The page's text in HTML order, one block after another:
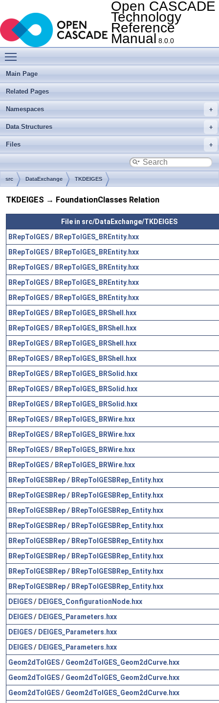
Open CASCADE
Technology
Reference
Manual 8.0.0
Main Page
Related Pages
Namespaces
Data Structures
Files
src DataExchange TKDEIGES
TKDEIGES → FoundationClasses Relation
File in src/DataExchange/TKDEIGES
BRepToIGES/ BRepToIGES_BREntity.hxx
BRepToIGES/ BRepToIGES_BREntity.hxx
BRepToIGES/ BRepToIGES_BREntity.hxx
BRepToIGES/ BRepToIGES_BREntity.hxx
BRepToIGES/ BRepToIGES_BREntity.hxx
BRepToIGES/ BRepToIGES_BRShell.hxx
BRepToIGES/ BRepToIGES_BRShell.hxx
BRepToIGES/ BRepToIGES_BRShell.hxx
BRepToIGES/ BRepToIGES_BRShell.hxx
BRepToIGES/ BRepToIGES_BRSolid.hxx
BRepToIGES/ BRepToIGES_BRSolid.hxx
BRepToIGES/ BRepToIGES_BRSolid.hxx
BRepToIGES/ BRepToIGES_BRWire.hxx
BRepToIGES/ BRepToIGES_BRWire.hxx
BRepToIGES/ BRepToIGES_BRWire.hxx
BRepToIGES/ BRepToIGES_BRWire.hxx
BRepToIGESBRep/ BRepToIGESBRep_Entity.hxx
BRepToIGESBRep/ BRepToIGESBRep_Entity.hxx
BRepToIGESBRep/ BRepToIGESBRep_Entity.hxx
BRepToIGESBRep/ BRepToIGESBRep_Entity.hxx
BRepToIGESBRep/ BRepToIGESBRep_Entity.hxx
BRepToIGESBRep/ BRepToIGESBRep_Entity.hxx
BRepToIGESBRep/ BRepToIGESBRep_Entity.hxx
BRepToIGESBRep/ BRepToIGESBRep_Entity.hxx
DEIGES/ DEIGES_ConfigurationNode.hxx
DEIGES/ DEIGES_Parameters.hxx
DEIGES/ DEIGES_Parameters.hxx
DEIGES/ DEIGES_Parameters.hxx
Geom2dToIGES/ Geom2dToIGES_Geom2dCurve.hxx
Geom2dToIGES/ Geom2dToIGES_Geom2dCurve.hxx
Geom2dToIGES/ Geom2dToIGES_Geom2dCurve.hxx